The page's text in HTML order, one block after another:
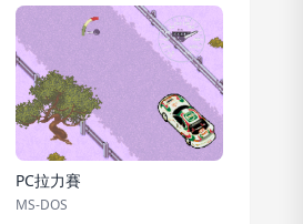
PC拉力賽
MS-DOS